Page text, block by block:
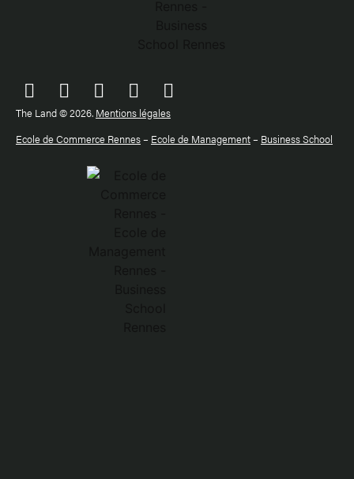
The Land © 2026. Mentions légales
Ecole de Commerce Rennes– Ecole de Management– Business School